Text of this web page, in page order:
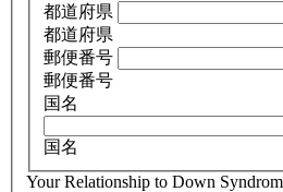
都道府県
都道府県
郵便番号
郵便番号
国名
国名
Your Relationship to Down